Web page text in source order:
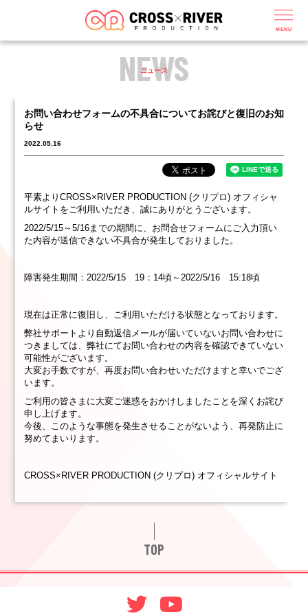
MENU
NEWS
ニュース
お問い合わせフォームの不具合についてお詫びと復旧のお知
らせ
2022.05.16
平素よりCROSS×RIVER PRODUCTION (クリプロ) オフィシャ
ルサイトをご利用いただき、誠にありがとうございます。
2022/5/15～5/16までの期間に、お問合せフォームにご入力頂い
た内容が送信できない不具合が発生しておりました。
障害発生期間：2022/5/15 19：14頃～2022/5/16 15:18頃
現在は正常に復旧し、ご利用いただける状態となっております。
弊社サポートより自動返信メールが届いていないお問い合わせに
つきましては、弊社にてお問い合わせの内容を確認できていない
可能性がございます。
大変お手数ですが、再度お問い合わせいただけますと幸いでござ
います。
ご利用の皆さまに大変ご迷惑をおかけしましたことを深くお詫び
申し上げます。
今後、このような事態を発生させることがないよう、再発防止に
努めてまいります。
CROSS×RIVER PRODUCTION (クリプロ) オフィシャルサイト
TOP